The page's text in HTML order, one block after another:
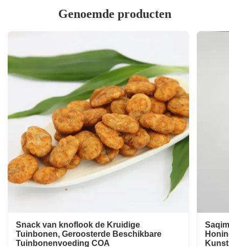
Genoemde producten
Snack van knoflook de Kruidige
Tuinbonen, Geroosterde Beschikbare
Tuinbonenvoeding COA